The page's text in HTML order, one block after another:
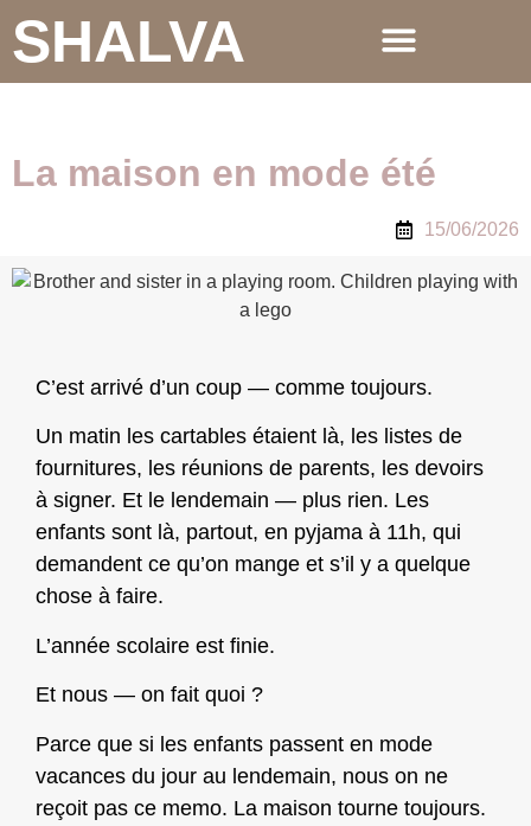
SHALVA
La maison en mode été
15/06/2026
C’est arrivé d’un coup — comme toujours.
Un matin les cartables étaient là, les listes de
fournitures, les réunions de parents, les devoirs
à signer. Et le lendemain — plus rien. Les
enfants sont là, partout, en pyjama à 11h, qui
demandent ce qu’on mange et s’il y a quelque
chose à faire.
L’année scolaire est finie.
Et nous — on fait quoi ?
Parce que si les enfants passent en mode
vacances du jour au lendemain, nous on ne
reçoit pas ce memo. La maison tourne toujours.